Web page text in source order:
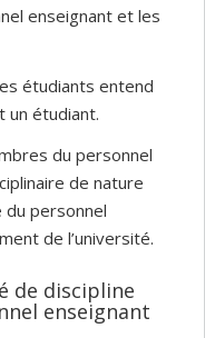
enseignant et les
étudiants entend
un étudiant.
du personnel
de nature
du personnel
de l’université.
de discipline
enseignant